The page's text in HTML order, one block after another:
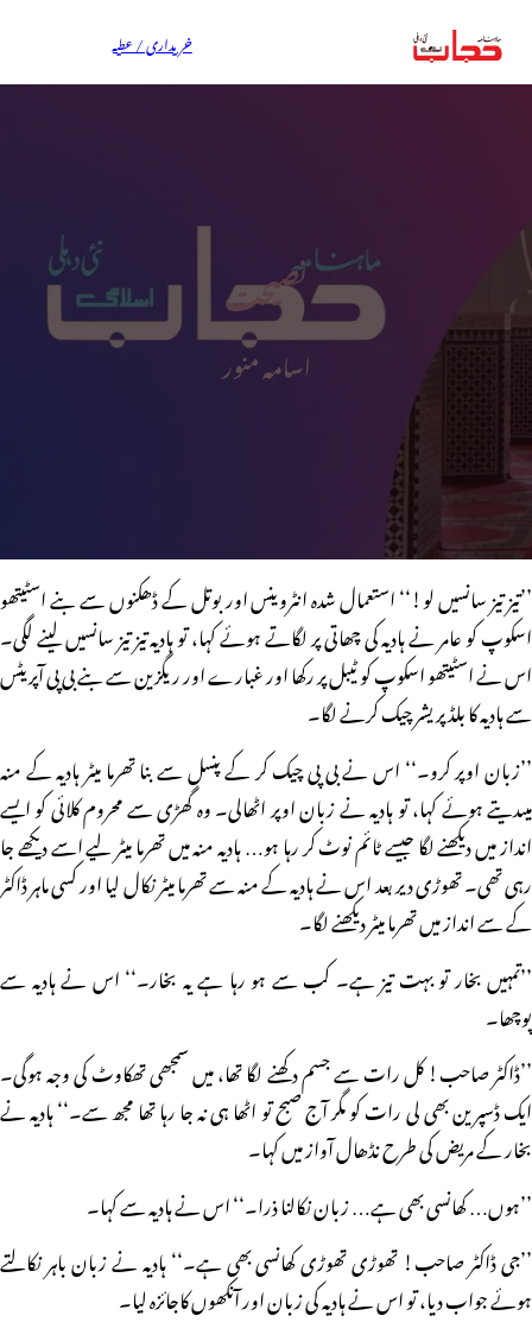
خریداری / عطیہ
نصیحت
اسامہ منور
’’تیز تیز سانسیں لو!‘‘ استعمال شدہ انٹروینس اور بوتل کے ڈھکنوں سے بنے اسٹیتھو
اسکوپ کو عامر نے ہادیہ کی چھاتی پر لگاتے ہوئے کہا، تو ہادیہ تیز تیز سانسیں لینے لگی۔
اس نے اسٹیتھو اسکوپ کو ٹیبل پر رکھا اور غبارے اور ریگزین سے بنے بی پی آپریٹس
سے ہادیہ کا بلڈ پریشر چیک کرنے لگا۔
’’زبان اوپر کرو۔‘‘ اس نے بی پی چیک کر کے پنسل سے بنا تھرما میٹر ہادیہ کے منہ
میںدیتے ہوئے کہا، تو ہادیہ نے زبان اوپر اٹھالی۔ وہ گھڑی سے محروم کلائی کو ایسے
انداز میں دیکھنے لگا جیسے ٹائم نوٹ کر رہا ہو… ہادیہ منہ میں تھرما میٹر لیے اسے دیکھے جا
رہی تھی۔ تھوڑی دیر بعد اس نے ہادیہ کے منہ سے تھرما میٹر نکال لیا اور کسی ماہر ڈاکٹر
کے سے انداز میں تھرما میٹر دیکھنے لگا۔
’’تمہیں بخار تو بہت تیز ہے۔ کب سے ہو رہا ہے یہ بخار۔‘‘ اس نے ہادیہ سے
پوچھا۔
’’ڈاکٹر صاحب! کل رات سے جسم دکھنے لگا تھا، میں سمجھی تھکاوٹ کی وجہ ہوگی۔
ایک ڈسپرین بھی لی رات کو مگر آج صبح تو اٹھا ہی نہ جا رہا تھا مجھ سے۔‘‘ ہادیہ نے
بخار کے مریض کی طرح نڈھال آواز میں کہا۔
’’ہوں… کھانسی بھی ہے… زبان نکالنا ذرا۔‘‘ اس نے ہادیہ سے کہا۔
’’جی ڈاکٹر صاحب! تھوڑی تھوڑی کھانسی بھی ہے۔‘‘ ہادیہ نے زبان باہر نکالتے
ہوئے جواب دیا، تو اس نے ہادیہ کی زبان اور آنکھوں کاجائزہ لیا۔